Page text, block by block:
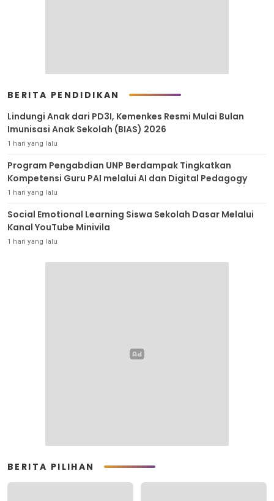
BERITA PENDIDIKAN
Lindungi Anak dari PD3I, Kemenkes Resmi Mulai Bulan
Imunisasi Anak Sekolah (BIAS) 2026
1 hari yang lalu
Program Pengabdian UNP Berdampak Tingkatkan
Kompetensi Guru PAI melalui AI dan Digital Pedagogy
1 hari yang lalu
Social Emotional Learning Siswa Sekolah Dasar Melalui
Kanal YouTube Minivila
1 hari yang lalu
BERITA PILIHAN